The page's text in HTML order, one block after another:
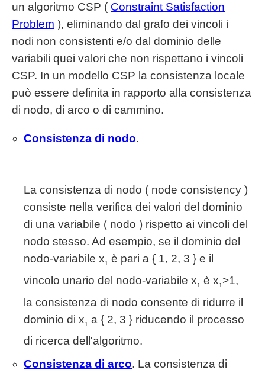
un algoritmo CSP ( Constraint Satisfaction
Problem ), eliminando dal grafo dei vincoli i
nodi non consistenti e/o dal dominio delle
variabili quei valori che non rispettano i vincoli
CSP. In un modello CSP la consistenza locale
può essere definita in rapporto alla consistenza
di nodo, di arco o di cammino.
Consistenza di nodo.
La consistenza di nodo ( node consistency )
consiste nella verifica dei valori del dominio
di una variabile ( nodo ) rispetto ai vincoli del
nodo stesso. Ad esempio, se il dominio del
nodo-variabile x1
è pari a { 1, 2, 3 } e il
vincolo unario del nodo-variabile x1 è x1 >1,
la consistenza di nodo consente di ridurre il
dominio di x1
a { 2, 3 } riducendo il processo
di ricerca dell'algoritmo.
Consistenza di arco. La consistenza di